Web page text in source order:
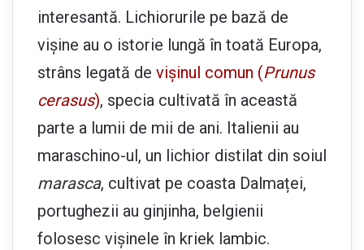
interesantă. Lichiorurile pe bază de
vișine au o istorie lungă în toată Europa,
strâns legată de vișinul comun (Prunus
cerasus), specia cultivată în această
parte a lumii de mii de ani. Italienii au
maraschino-ul, un lichior distilat din soiul
marasca, cultivat pe coasta Dalmaței,
portughezii au ginjinha, belgienii
folosesc vișinele în kriek lambic.